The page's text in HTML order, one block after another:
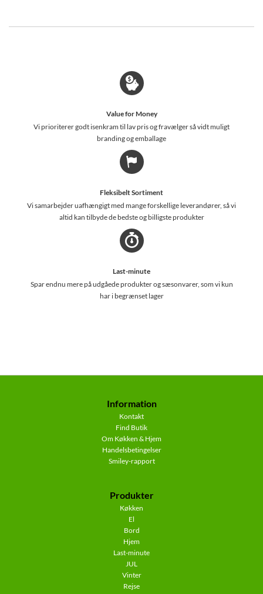
Value for Money
Vi prioriterer godt isenkram til lav pris og fravælger så vidt muligt
branding og emballage
Fleksibelt Sortiment
Vi samarbejder uafhængigt med mange forskellige leverandører, så vi
altid kan tilbyde de bedste og billigste produkter
Last-minute
Spar endnu mere på udgåede produkter og sæsonvarer, som vi kun
har i begrænset lager
Information
Kontakt
Find Butik
Om Køkken & Hjem
Handelsbetingelser
Smiley-rapport
Produkter
Køkken
El
Bord
Hjem
Last-minute
JUL
Vinter
Rejse